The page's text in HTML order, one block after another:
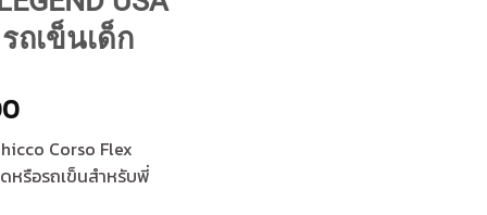
ถเข็นเด็ก
Current
price
is:
฿9,595.00.
Corso Flex
หรือรถเข็นสำหรับพี่